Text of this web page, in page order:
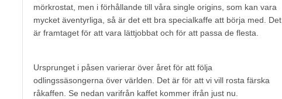
mörkrostat, men i förhållande till våra single origins, som kan vara
mycket äventyrliga, så är det ett bra specialkaffe att börja med. Det
är framtaget för att vara lättjobbat och för att passa de flesta.
Ursprunget i påsen varierar över året för att följa
odlingssäsongerna över världen. Det är för att vi vill rosta färska
råkaffen. Se nedan varifrån kaffet kommer ifrån just nu.